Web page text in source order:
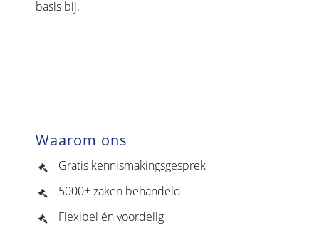
basis bij.
Waarom ons
Gratis kennismakingsgesprek
5000+ zaken behandeld
Flexibel én voordelig